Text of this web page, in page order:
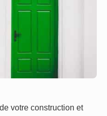
votre construction et